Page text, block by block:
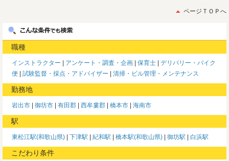
ページＴＯＰへ
職種
インストラクター アンケート・調査・企画 保育士
デリバリー・バイク
便
試験監督・採点・アドバイザー 清掃・ビル管理・メンテナンス
勤務地
岩出市 御坊市 有田郡 西牟婁郡 橋本市 海南市
駅
東松江駅(和歌山県) 下津駅 紀和駅 橋本駅(和歌山県) 御坊駅 白浜駅
こだわり条件